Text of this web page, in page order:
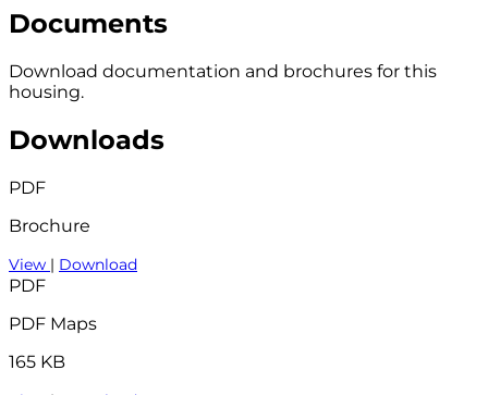
Documents
Download documentation and brochures for this
housing.
Downloads
PDF
Brochure
View | Download
PDF
PDF Maps
165 KB